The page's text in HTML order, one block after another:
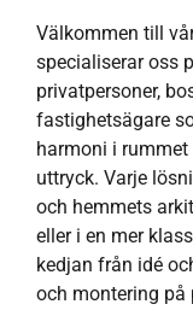
Välkommen till
specialiserar oss
privatpersoner,
fastighetsägare
harmoni i
uttryck. Varje
och hemmets
eller i en mer
kedjan från idé
och montering på